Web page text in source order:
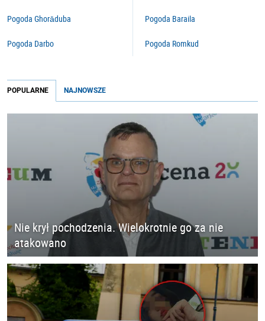
Pogoda Ghorāduba
Pogoda Darbo
Pogoda Baraila
Pogoda Romkud
POPULARNE NAJNOWSZE
Nie krył pochodzenia. Wielokrotnie go za nie
atakowano